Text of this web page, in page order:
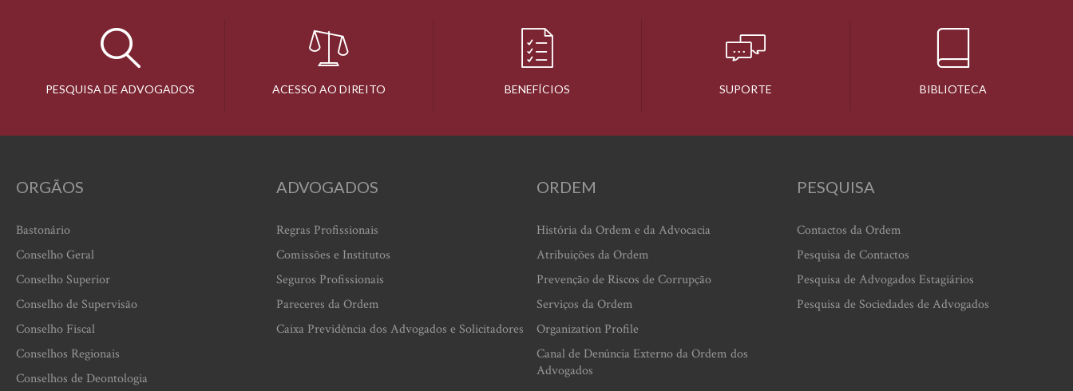
PESQUISA DE ADVOGADOS ACESSO AO DIREITO BENEFÍCIOS SUPORTE BIBLIOTECA
ORGÃOS
Bastonário
Conselho Geral
Conselho Superior
Conselho de Supervisão
Conselho Fiscal
Conselhos Regionais
Conselhos de Deontologia
ADVOGADOS
Regras Profissionais
Comissões e Institutos
Seguros Profissionais
Pareceres da Ordem
Caixa Previdência dos Advogados e Solicitadores
ORDEM
História da Ordem e da Advocacia
Atribuições da Ordem
Prevenção de Riscos de Corrupção
Serviços da Ordem
Organization Profile
Canal de Denúncia Externo da Ordem dos
Advogados
PESQUISA
Contactos da Ordem
Pesquisa de Contactos
Pesquisa de Advogados Estagiários
Pesquisa de Sociedades de Advogados